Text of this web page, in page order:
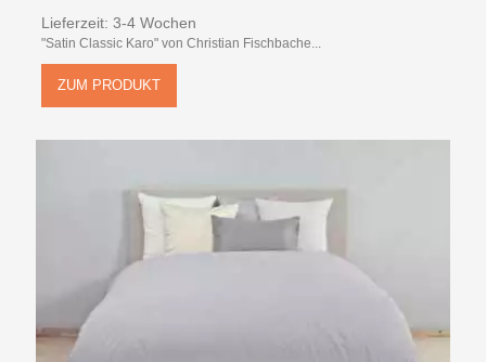
Lieferzeit: 3-4 Wochen
"Satin Classic Karo" von Christian Fischbache...
ZUM PRODUKT